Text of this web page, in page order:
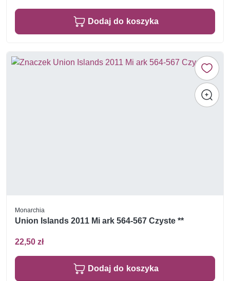
Dodaj do koszyka
Monarchia
Union Islands 2011 Mi ark 564-567 Czyste **
22,50 zł
Dodaj do koszyka